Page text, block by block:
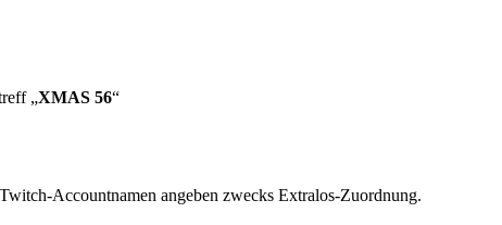
„XMAS 56“
Accountnamen angeben zwecks Extralos-Zuordnung.